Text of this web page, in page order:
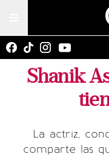
Shanik
La actriz,
comparte las